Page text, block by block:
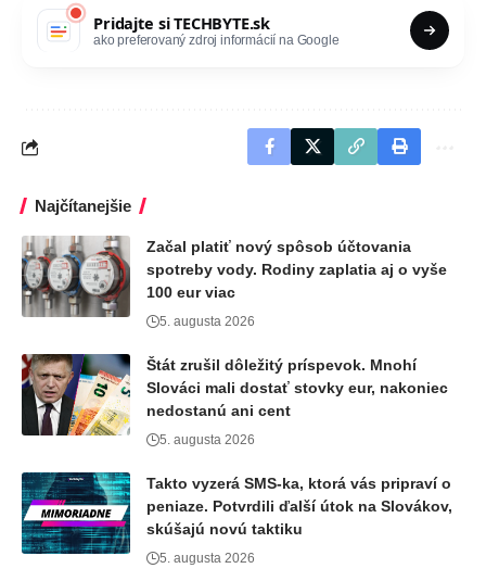
Pridajte siTECHBYTE.sk
ako preferovaný zdroj informácií na Google
Najčítanejšie
Začal platiť nový spôsob účtovania
spotreby vody. Rodiny zaplatia aj o vyše
100 eur viac
5. augusta 2026
Štát zrušil dôležitý príspevok. Mnohí
Slováci mali dostať stovky eur, nakoniec
nedostanú ani cent
5. augusta 2026
Takto vyzerá SMS-ka, ktorá vás pripraví o
peniaze. Potvrdili ďalší útok na Slovákov,
skúšajú novú taktiku
5. augusta 2026